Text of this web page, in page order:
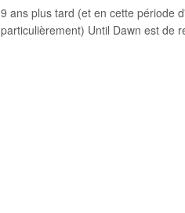
9 ans plus tard (et en cette période
particulièrement) Until Dawn est de